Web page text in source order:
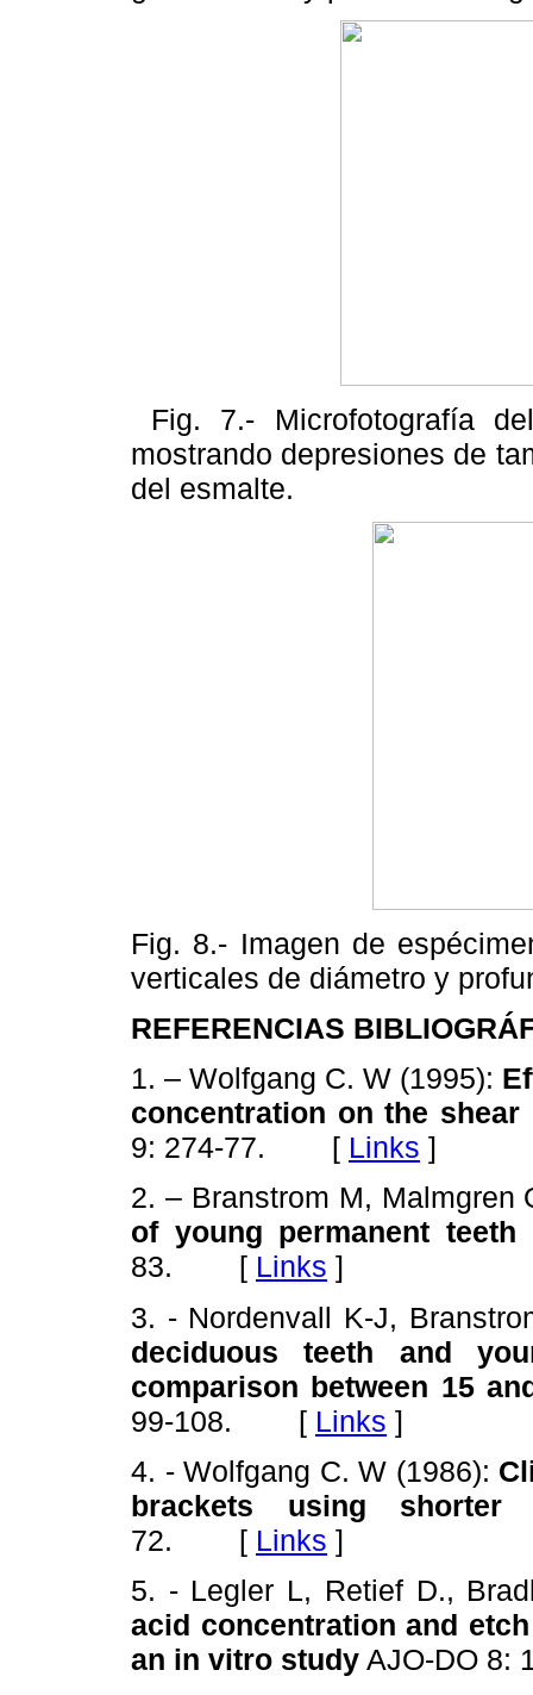
Fig. 7.- Microfotografía
mostrando depresiones de
del esmalte.
Fig. 8.- Imagen de
verticales de diámetro y
REFERENCIAS
1. – Wolfgang C. W (1995):
concentration on the
9: 274-77. [ Links ]
2. – Branstrom M,
of young permanent
83. [ Links ]
3. - Nordenvall K-J,
deciduous teeth and
comparison between 15
99-108. [ Links ]
4. - Wolfgang C. W (1986):
brackets using
72. [ Links ]
5. - Legler L, Retief D.,
acid concentration and
an in vitro study AJO-DO